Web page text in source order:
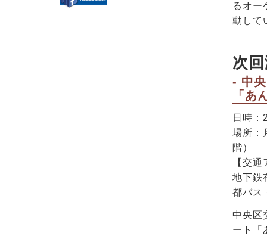
るオー
動して
次
- 中
「あ
日時
場所：
階）
【交
地下鉄
都バス
中央区
ート「